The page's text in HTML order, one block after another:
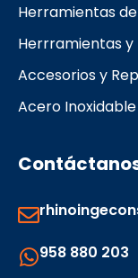
Herramientas
Herrramientas y
Accesorios y
Acero Inoxidable
958 880 203